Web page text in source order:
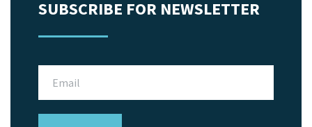
SUBSCRIBE FOR NEWSLETTER